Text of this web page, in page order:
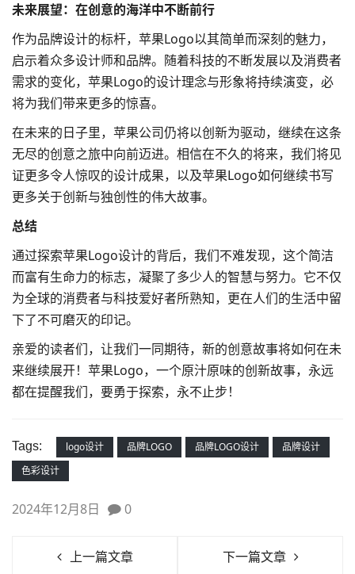
未来展望：在创意的海洋中不断前行
作为品牌设计的标杆，苹果Logo以其简单而深刻的魅力，
启示着众多设计师和品牌。随着科技的不断发展以及消费者
需求的变化，苹果Logo的设计理念与形象将持续演变，必
将为我们带来更多的惊喜。
在未来的日子里，苹果公司仍将以创新为驱动，继续在这条
无尽的创意之旅中向前迈进。相信在不久的将来，我们将见
证更多令人惊叹的设计成果，以及苹果Logo如何继续书写
更多关于创新与独创性的伟大故事。
总结
通过探索苹果Logo设计的背后，我们不难发现，这个简洁
而富有生命力的标志，凝聚了多少人的智慧与努力。它不仅
为全球的消费者与科技爱好者所熟知，更在人们的生活中留
下了不可磨灭的印记。
亲爱的读者们，让我们一同期待，新的创意故事将如何在未
来继续展开！苹果Logo，一个原汁原味的创新故事，永远
都在提醒我们，要勇于探索，永不止步！
Tags: logo设计 品牌LOGO 品牌LOGO设计
品牌设计
色彩设计
2024年12月8日 0
上一篇文章 下一篇文章